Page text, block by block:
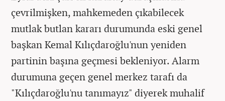
çevrilmişken, mahkemeden çıkabilecek
mutlak butlan kararı durumunda eski genel
başkan Kemal Kılıçdaroğlu'nun yeniden
partinin başına geçmesi bekleniyor. Alarm
durumuna geçen genel merkez tarafı da
"Kılıçdaroğlu'nu tanımayız" diyerek muhalif